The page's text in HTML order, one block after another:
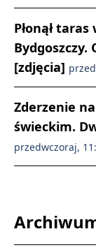
Płonął
[zdjęcia]
Zderzenie
świeckim.
przedwczoraj,